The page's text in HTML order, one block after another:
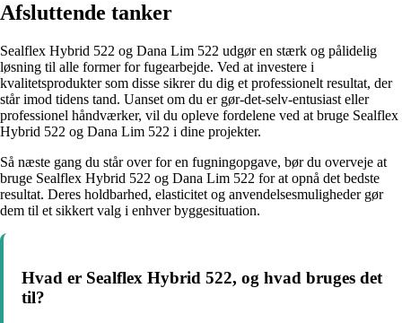
Afsluttende tanker
Sealflex Hybrid 522 og Dana Lim 522 udgør en stærk og pålidelig
løsning til alle former for fugearbejde. Ved at investere i
kvalitetsprodukter som disse sikrer du dig et professionelt resultat, der
står imod tidens tand. Uanset om du er gør-det-selv-entusiast eller
professionel håndværker, vil du opleve fordelene ved at bruge Sealflex
Hybrid 522 og Dana Lim 522 i dine projekter.
Så næste gang du står over for en fugningopgave, bør du overveje at
bruge Sealflex Hybrid 522 og Dana Lim 522 for at opnå det bedste
resultat. Deres holdbarhed, elasticitet og anvendelsesmuligheder gør
dem til et sikkert valg i enhver byggesituation.
Hvad er Sealflex Hybrid 522, og hvad bruges det
til?